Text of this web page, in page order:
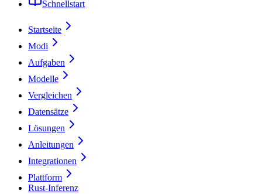
Schnellstart
Startseite
Modi
Aufgaben
Modelle
Vergleichen
Datensätze
Lösungen
Anleitungen
Integrationen
Plattform
Rust-Inferenz